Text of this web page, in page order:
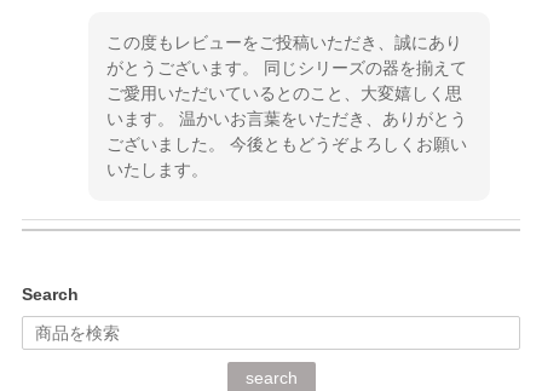
この度もレビューをご投稿いただき、誠にあり
がとうございます。 同じシリーズの器を揃えて
ご愛用いただいているとのこと、大変嬉しく思
います。 温かいお言葉をいただき、ありがとう
ございました。 今後ともどうぞよろしくお願い
いたします。
深さや大きさがとてもちょうど良く、手に馴染み、洗いやす
Search
search